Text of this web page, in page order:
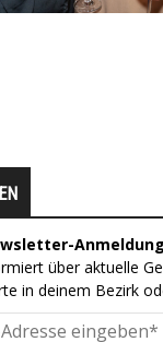
über aktuelle
in deinem Bezirk